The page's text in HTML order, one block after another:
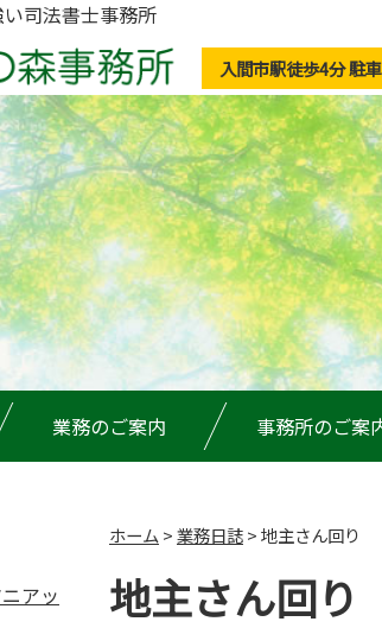
司法書士事務所
入間市駅徒歩4分 駐
業務のご案内 事務所のご案
ホーム >業務日誌>地主さん回り
地主さん回り
アッ